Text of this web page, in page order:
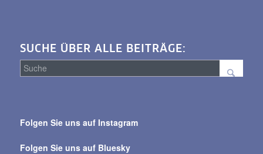
SUCHE ÜBER ALLE BEITRÄGE:
alle
Folgen Sie uns auf Instagram
Folgen Sie uns auf Bluesky